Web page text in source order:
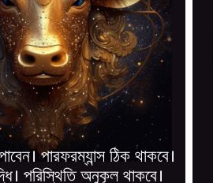
পারফরম্যান্স ঠিক থাকবে।
পরিস্থিতি অনুকূল থাকবে।